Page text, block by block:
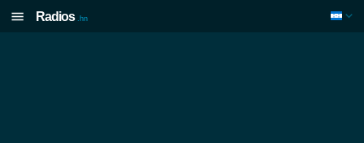
Radios .hn